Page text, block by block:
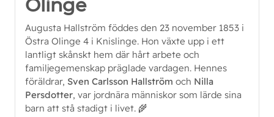
Olinge
Augusta Hallström föddes den 23 november 1853 i
Östra Olinge 4 i Knislinge. Hon växte upp i ett
lantligt skånskt hem där hårt arbete och
familjegemenskap präglade vardagen. Hennes
föräldrar, Sven Carlsson Hallström och Nilla
Persdotter, var jordnära människor som lärde sina
barn att stå stadigt i livet. 🌾